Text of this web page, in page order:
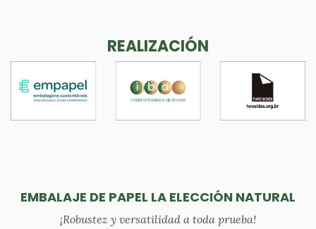
REALIZACIÓN
EMBALAJE DE PAPEL LA ELECCIÓN NATURAL
¡Robustez y versatilidad a toda prueba!